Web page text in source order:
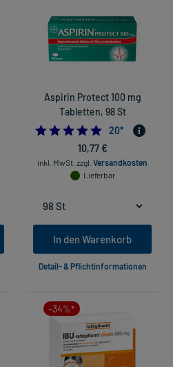
Aspirin Protect 100 mg
Tabletten, 98 St
4.8
20*
10,77 €
inkl. MwSt. zzgl. Versandkosten
Lieferbar
In den Warenkorb
Detail- & Pflichtinformationen
-34%*